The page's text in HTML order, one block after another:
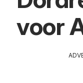
voor